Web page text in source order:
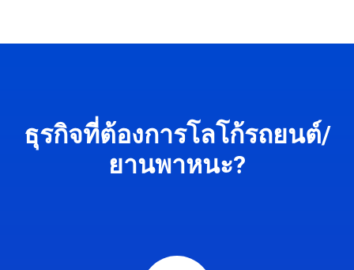
ธุรกิจที่ต้องการโลโก้รถยนต์/
ยานพาหนะ?